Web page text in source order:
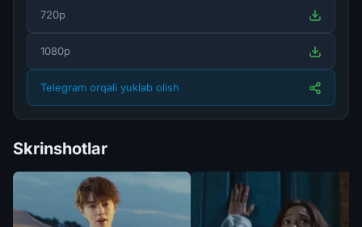
720p
1080p
Telegram orqali yuklab olish
Skrinshotlar